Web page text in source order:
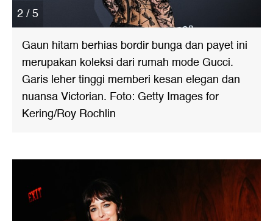
2 / 5
Gaun hitam berhias bordir bunga dan payet ini
merupakan koleksi dari rumah mode Gucci.
Garis leher tinggi memberi kesan elegan dan
nuansa Victorian. Foto: Getty Images for
Kering/Roy Rochlin